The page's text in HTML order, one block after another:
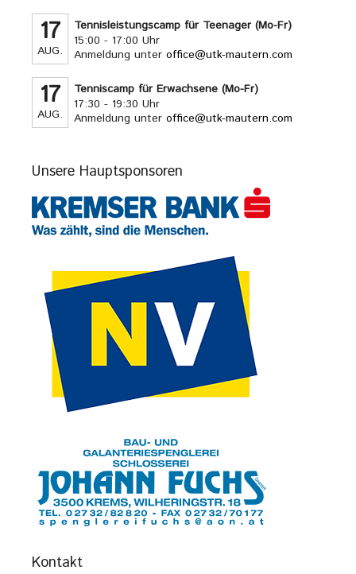
17
AUG.
Tennisleistungscamp für Teenager (Mo-Fr)
15:00 - 17:00 Uhr
Anmeldung unteroffice@utk-mautern.com
17
AUG.
Tenniscamp für Erwachsene (Mo-Fr)
17:30 - 19:30 Uhr
Anmeldung unteroffice@utk-mautern.com
Unsere Hauptsponsoren
Kontakt